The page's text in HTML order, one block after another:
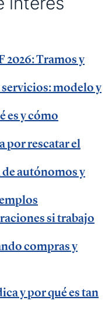
factura electrónica
.
y Ley Crea y
y Ley Crea y
obligatoria
enBusiness
.
de
de El
2026: Tramos y
modelo y
es y cómo
por rescatar el
autónomos y
si trabajo
compras y
y por qué es tan